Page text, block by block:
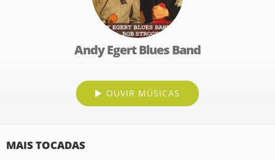
Andy Egert Blues Band
OUVIR MÚSICAS
MAIS TOCADAS